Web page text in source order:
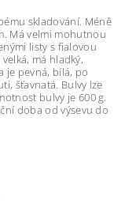
skladování. Méně
Má velmi mohutnou
listy s fialovou
má hladký,
je pevná, bílá, po
šťavnatá. Bulvy lze
bulvy je 600 g.
doba od výsevu do